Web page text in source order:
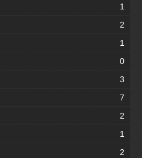
1
2
1
0
3
7
2
1
2